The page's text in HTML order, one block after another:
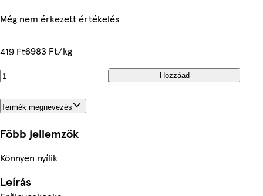
Még nem érkezett értékelés
419 Ft6983 Ft/kg
Hozzáad
Termék megnevezés
Főbb jellemzők
Könnyen nyílik
Leírás